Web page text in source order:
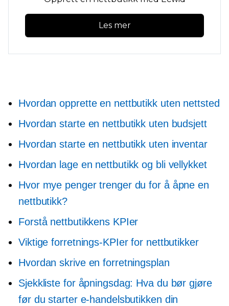
Les mer
Hvordan opprette en nettbutikk uten nettsted
Hvordan starte en nettbutikk uten budsjett
Hvordan starte en nettbutikk uten inventar
Hvordan lage en nettbutikk og bli vellykket
Hvor mye penger trenger du for å åpne en
nettbutikk?
Forstå nettbutikkens KPIer
Viktige forretnings-KPIer for nettbutikker
Hvordan skrive en forretningsplan
Sjekkliste for åpningsdag: Hva du bør gjøre
før du starter e-handelsbutikken din